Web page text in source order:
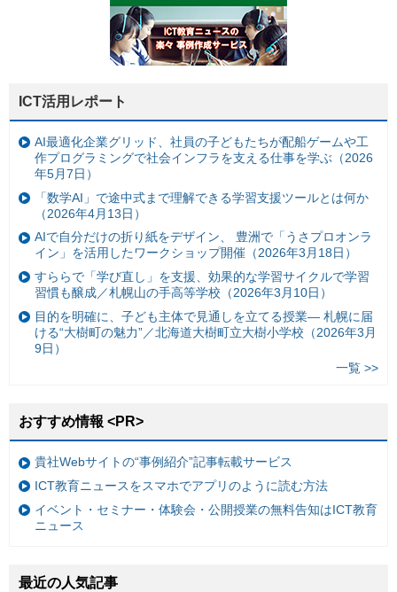
ICT活用レポート
AI最適化企業グリッド、社員の子どもたちが配船ゲームや工
作プログラミングで社会インフラを支える仕事を学ぶ（2026
年5月7日）
「数学AI」で途中式まで理解できる学習支援ツールとは何か
（2026年4月13日）
AIで自分だけの折り紙をデザイン、 豊洲で「うさプロオンラ
イン」を活用したワークショップ開催（2026年3月18日）
すららで「学び直し」を支援、効果的な学習サイクルで学習
習慣も醸成／札幌山の手高等学校（2026年3月10日）
目的を明確に、子ども主体で見通しを立てる授業— 札幌に届
ける“大樹町の魅力”／北海道大樹町立大樹小学校（2026年3月
9日）
一覧 >>
おすすめ情報 <PR>
貴社Webサイトの“事例紹介”記事転載サービス
ICT教育ニュースをスマホでアプリのように読む方法
イベント・セミナー・体験会・公開授業の無料告知はICT教育
ニュース
最近の人気記事